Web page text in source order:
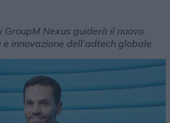
GroupM Nexus guiderà il nuovo
innovazione dell’adtech globale